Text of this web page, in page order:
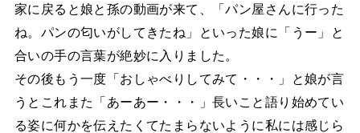
家に戻ると娘と孫の動画が来て、「パン屋さんに行った
ね。パンの匂いがしてきたね」といった娘に「うー」と
合いの手の言葉が絶妙に入りました。
その後もう一度「おしゃべりしてみて・・・」と娘が言
うとこれまた「あーあー・・・」長いこと語り始めてい
る姿に何かを伝えたくてたまらないように私には感じら